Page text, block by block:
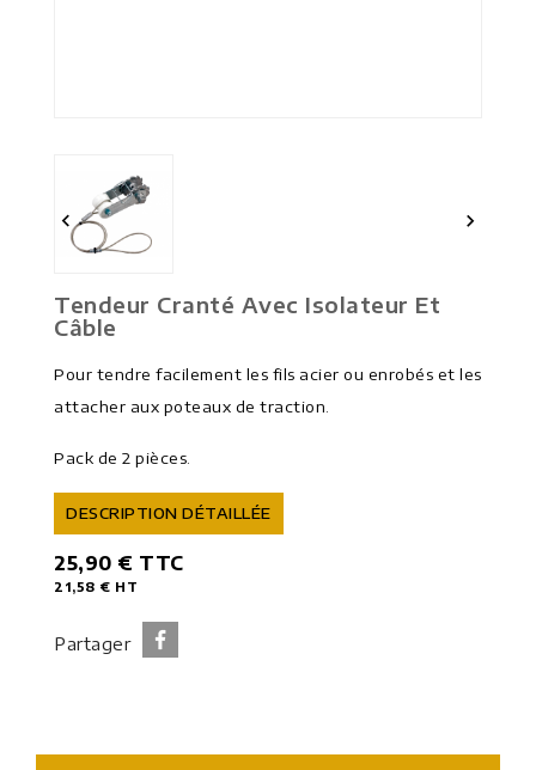
 
Tendeur Cranté Avec Isolateur Et
Câble
Pour tendre facilement les fils acier ou enrobés et les
attacher aux poteaux de traction.
Pack de 2 pièces.
DESCRIPTION DÉTAILLÉE
25,90 € TTC
21,58 € HT
Partager